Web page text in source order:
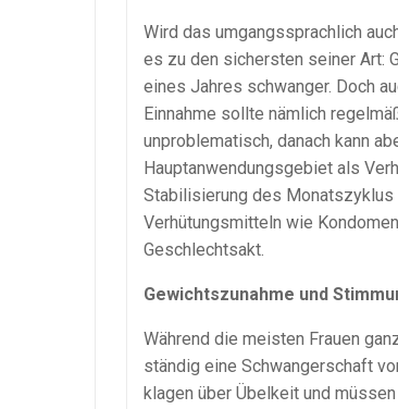
Wird das umgangssprachlich
es zu den sichersten seiner Art:
eines Jahres schwanger. Doch
Einnahme sollte nämlich
unproblematisch, danach kann
Hauptanwendungsgebiet als
Stabilisierung des Monatszyklus
Verhütungsmitteln wie
Geschlechtsakt.
Gewichtszunahme und
Während die meisten Frauen
ständig eine Schwangerschaft
klagen über Übelkeit und